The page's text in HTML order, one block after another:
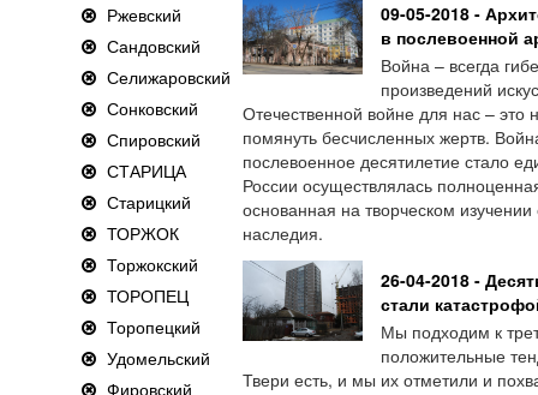
Ржевский
Сандовский
Селижаровский
Сонковский
Спировский
СТАРИЦА
Старицкий
ТОРЖОК
Торжокский
ТОРОПЕЦ
Торопецкий
Удомельский
Фировский
09-05-2018 -
в послевоенной
Война – всегда
произведений
Отечественной войне для нас – это
помянуть бесчисленных жертв.
послевоенное десятилетие стало
России осуществлялась
основанная на творческом изучении
наследия.
26-04-2018 -
стали
Мы подходим к
положительные
Твери есть, и мы их отметили и